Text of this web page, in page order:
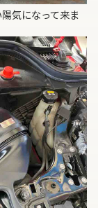
気になって来ま